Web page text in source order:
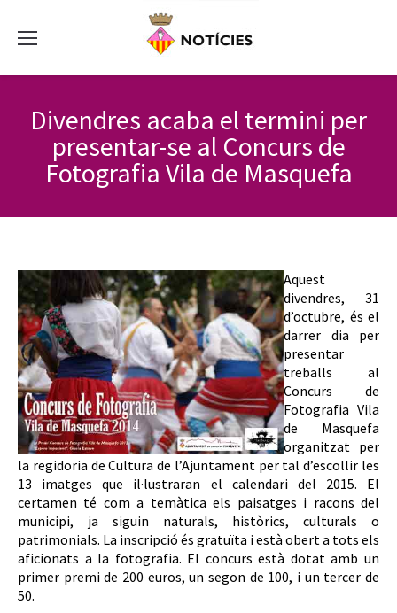
Divendres acaba el termini per
presentar-se al Concurs de
Fotografia Vila de Masquefa
Aquest
divendres, 31
d’octubre, és el
darrer dia per
presentar
treballs al
Concurs de
Fotografia Vila
de Masquefa
organitzat per
la regidoria de Cultura de l’Ajuntament per tal d’escollir les
13 imatges que il·lustraran el calendari del 2015. El
certamen té com a temàtica els paisatges i racons del
municipi, ja siguin naturals, històrics, culturals o
patrimonials. La inscripció és gratuïta i està obert a tots els
aficionats a la fotografia. El concurs està dotat amb un
primer premi de 200 euros, un segon de 100, i un tercer de
50.